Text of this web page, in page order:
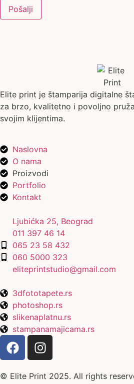
Elite print je štamparija digitalne
za brzo, kvalitetno i povoljno
svojim klijentima.
Naslovna
O nama
Proizvodi
Portfolio
Kontakt
Ljubićka 25, Beograd
011 397 46 14
065 23 58 432
060 5000 323
eliteprintstudio@gmail.com
3dfototapete.rs
photoshop.rs
slikenaplatnu.rs
stampanamajicama.rs
© Elite Print 2025. All rights